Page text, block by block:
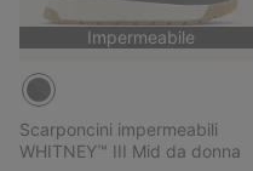
Impermeabile
Scarponcini impermeabili
WHITNEY™ III Mid da donna